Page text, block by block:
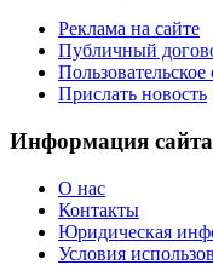
Реклама на сайте
Публичный
Прислать новость
Информация сайта
О нас
Контакты
Юридическая
Условия